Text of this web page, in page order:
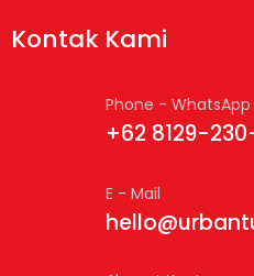
Kontak Kami
Phone - WhatsApp
+62 8129-
E - Mail